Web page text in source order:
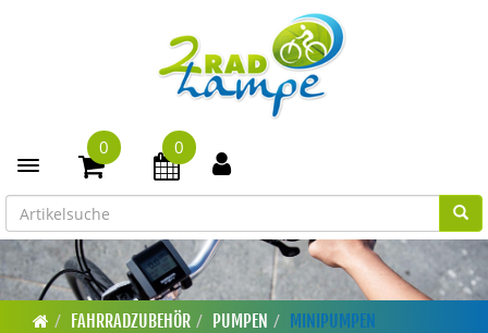
Toggle navigation
0 0
FAHRRADZUBEHÖR PUMPEN MINIPUMPEN